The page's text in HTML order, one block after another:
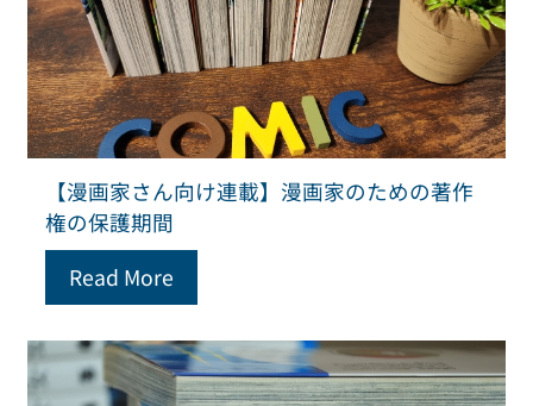
【漫画家さん向け連載】漫画家のための著作
権の保護期間
Read More